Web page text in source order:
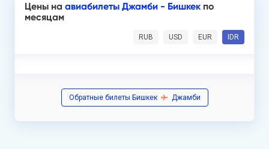
Цены на авиабилеты Джамби - Бишкек по
месяцам
RUB USD EUR IDR
Обратные билеты Бишкек Джамби